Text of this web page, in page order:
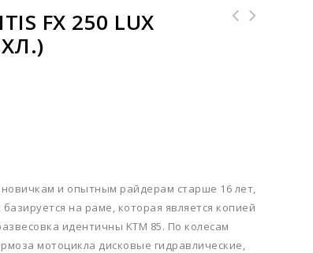
FX 250 LUX
и опытным райдерам старше 16 лет,
на раме, которая является копией
идентичны KTM 85. По колесам
мотоцикла дисковые гидравлические,